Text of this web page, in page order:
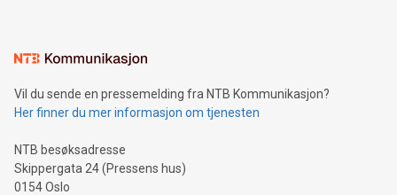
Vil du sende en pressemelding fra NTB Kommunikasjon?
Her finner du mer informasjon om tjenesten
NTB besøksadresse
Skippergata 24 (Pressens hus)
0154 Oslo